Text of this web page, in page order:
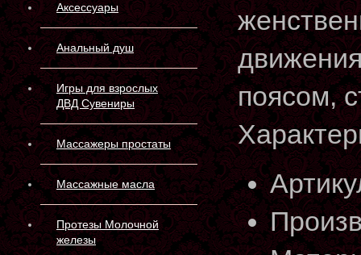
Аксессуары
Анальный душ
Игры для взрослых
ДВД Сувениры
Массажеры простаты
Массажные масла
Протезы Молочной
железы
поясом,